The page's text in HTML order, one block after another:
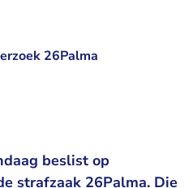
26Palma
beslist op
strafzaak 26Palma. Die